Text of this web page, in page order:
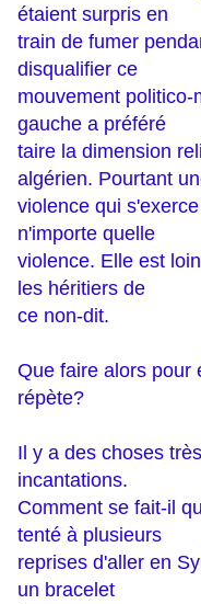
étaient surpris en
train de fumer
disqualifier ce
mouvement
gauche a préféré
taire la dimension
algérien. Pourtant
violence qui
n'importe quelle
violence. Elle est
les héritiers de
ce non-dit.
Que faire alors pour
répète?
Il y a des choses
incantations.
Comment se fait-il
tenté à plusieurs
reprises d'aller en
un bracelet